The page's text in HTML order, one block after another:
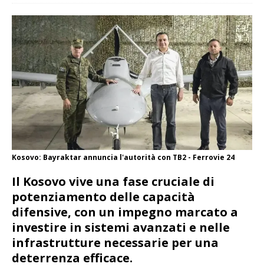
Kosovo: Bayraktar annuncia l'autorità con TB2 - Ferrovie 24
Il Kosovo vive una fase cruciale di
potenziamento delle capacità
difensive, con un impegno marcato a
investire in sistemi avanzati e nelle
infrastrutture necessarie per una
deterrenza efficace.